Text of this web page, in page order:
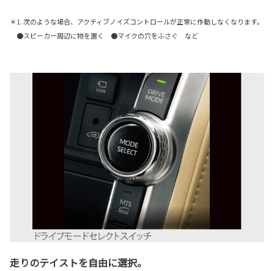
＊1. 次のような場合、アクティブノイズコントロールが正常に作動しなくなります。
●スピーカー周辺に物を置く ●マイクの穴をふさぐ など
走りのテイストを自由に選択。